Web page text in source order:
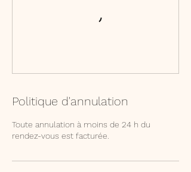
Politique d'annulation
Toute annulation à moins de 24 h du
rendez-vous est facturée.